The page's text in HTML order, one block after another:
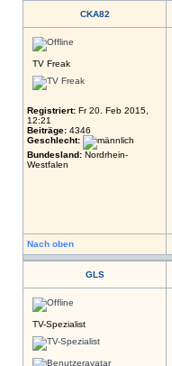
CKA82
TV Freak
Registriert: Fr 20. Feb 2015,
12:21
Beiträge: 4346
Geschlecht:
Bundesland: Nordrhein-
Westfalen
Nach oben
GLS
TV-Spezialist